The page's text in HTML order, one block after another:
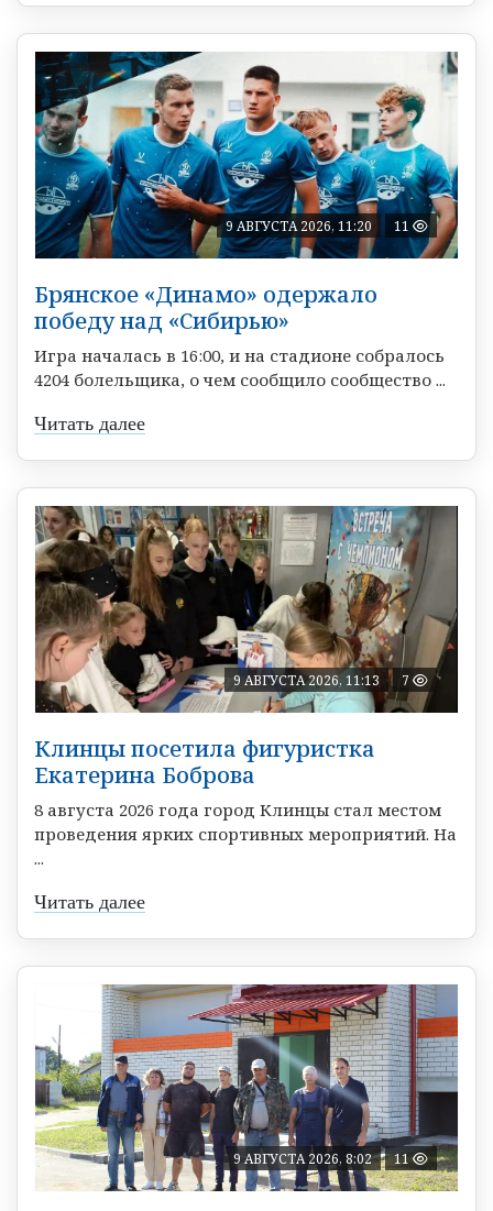
9 АВГУСТА 2026, 11:20 11
Брянское «Динамо» одержало
победу над «Сибирью»
Игра началась в 16:00, и на стадионе собралось
4204 болельщика, о чем сообщило сообщество ...
Читать далее
9 АВГУСТА 2026, 11:13 7
Клинцы посетила фигуристка
Екатерина Боброва
8 августа 2026 года город Клинцы стал местом
проведения ярких спортивных мероприятий. На
...
Читать далее
9 АВГУСТА 2026, 8:02 11